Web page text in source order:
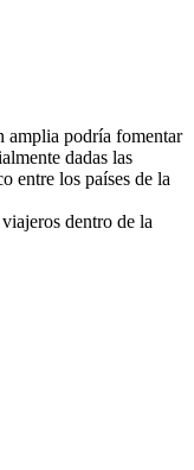
amplia podría fomentar
dadas las
entre los países de la
dentro de la